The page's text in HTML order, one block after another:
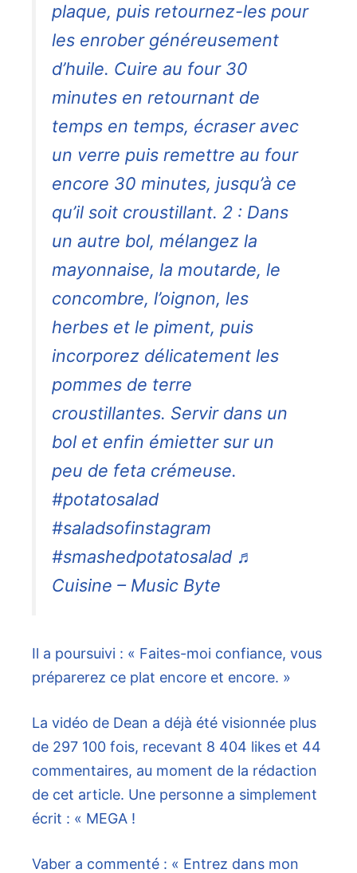
plaque, puis retournez-les pour
les enrober généreusement
d’huile. Cuire au four 30
minutes en retournant de
temps en temps, écraser avec
un verre puis remettre au four
encore 30 minutes, jusqu’à ce
qu’il soit croustillant. 2 : Dans
un autre bol, mélangez la
mayonnaise, la moutarde, le
concombre, l’oignon, les
herbes et le piment, puis
incorporez délicatement les
pommes de terre
croustillantes. Servir dans un
bol et enfin émietter sur un
peu de feta crémeuse.
#potatosalad
#saladsofinstagram
#smashedpotatosalad ♬
Cuisine – Music Byte
Il a poursuivi : « Faites-moi confiance, vous
préparerez ce plat encore et encore. »
La vidéo de Dean a déjà été visionnée plus
de 297 100 fois, recevant 8 404 likes et 44
commentaires, au moment de la rédaction
de cet article. Une personne a simplement
écrit : « MEGA !
Vaber a commenté : « Entrez dans mon